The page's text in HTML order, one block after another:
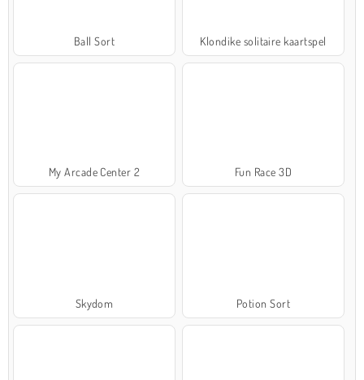
Ball Sort Klondike solitaire kaartspel
My Arcade Center 2 Fun Race 3D
Skydom Potion Sort